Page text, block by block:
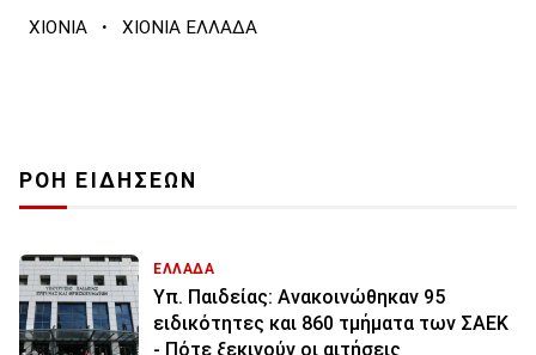
ΧΙΟΝΙΑ · ΧΙΟΝΙΑ ΕΛΛΑΔΑ
ΡΟΗ ΕΙΔΗΣΕΩΝ
ΕΛΛΑΔΑ
Υπ. Παιδείας: Ανακοινώθηκαν 95
ειδικότητες και 860 τμήματα των ΣΑΕΚ
- Πότε ξεκινούν οι αιτήσεις